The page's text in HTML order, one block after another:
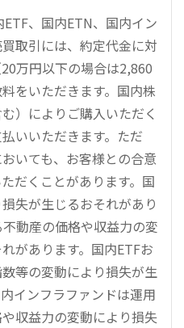
、国内ETN、国内イン
取引には、約定代金に対
万円以下の場合は2,860
をいただきます。国内株
）によりご購入いただく
いいただきます。ただ
いても、お客様との合意
だくことがあります。国
失が生じるおそれがあり
動産の価格や収益力の変
があります。国内ETFお
等の変動により損失が生
インフラファンドは運用
収益力の変動により損失